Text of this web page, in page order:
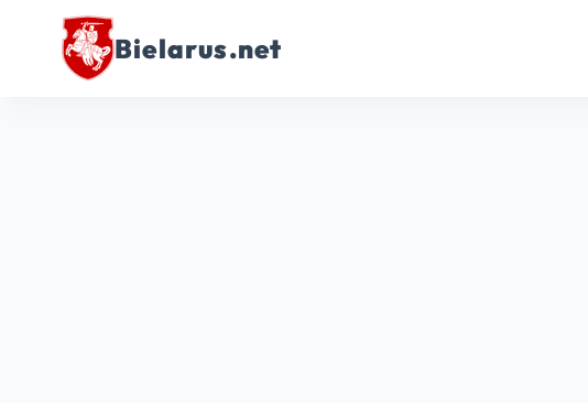
Bielarus.net